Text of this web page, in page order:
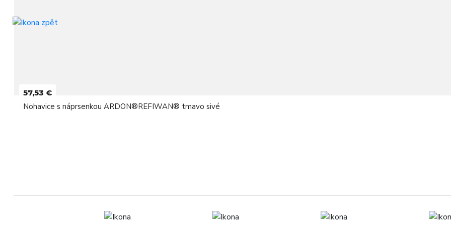
57,53 €
Nohavice s náprsenkou ARDON®REFIWAN® tmavo sivé